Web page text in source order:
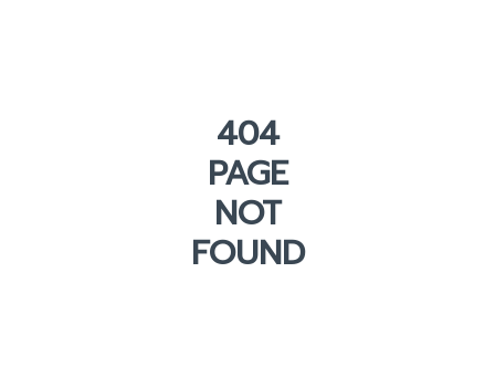
404
PAGE
NOT
FOUND